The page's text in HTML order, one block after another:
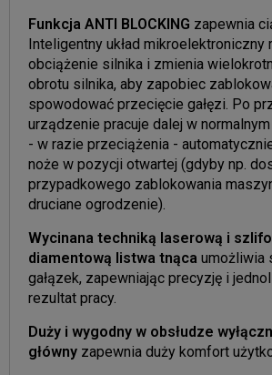
Funkcja ANTI BLOCKING zapewnia
Inteligentny układ mikroelektroniczny
obciążenie silnika i zmienia
obrotu silnika, aby zapobiec
spowodować przecięcie gałęzi. Po
urządzenie pracuje dalej w
- w razie przeciążenia -
noże w pozycji otwartej (gdyby np.
przypadkowego zablokowania
druciane ogrodzenie).
Wycinana techniką laserową i
diamentową listwa tnąca umożliwia
gałązek, zapewniając precyzję i
rezultat pracy.
Duży i wygodny w obsłudze
główny zapewnia duży komfort